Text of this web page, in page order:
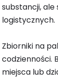
substancji,
logistycznych.
Zbiorniki na
codzienności.
miejsca lub